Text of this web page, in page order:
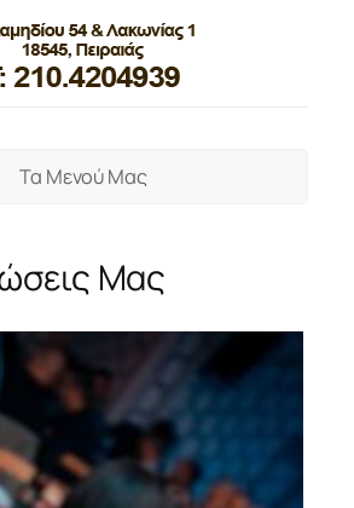
Τα Μενού Μας
Μας